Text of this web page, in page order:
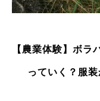
【農業体験】ボ
っていく？服